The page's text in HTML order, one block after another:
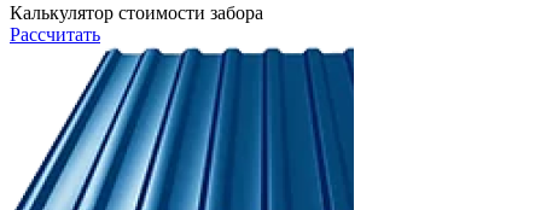
Калькулятор стоимости забора
Рассчитать